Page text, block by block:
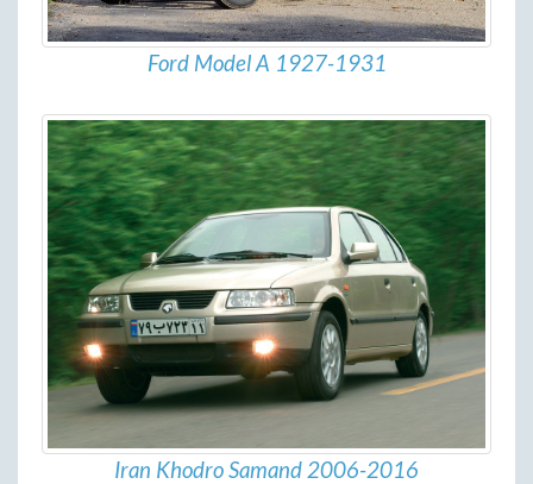
Ford Model A 1927-1931
Iran Khodro Samand 2006-2016